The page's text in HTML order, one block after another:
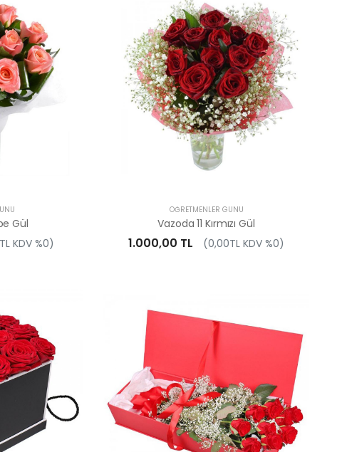
Gül
KDV %0)
ÖĞRETMENLER GÜNÜ
Vazoda 11 Kırmızı Gül
1.000,00 TL (0,00TL KDV %0)